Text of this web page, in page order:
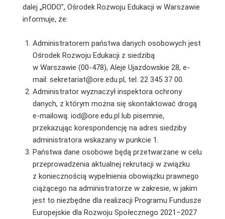
dalej „RODO”, Ośrodek Rozwoju Edukacji w Warszawie
informuje, że:
Administratorem państwa danych osobowych jest
Ośrodek Rozwoju Edukacji z siedzibą
w Warszawie (00-478), Aleje Ujazdowskie 28, e-
mail: sekretariat@ore.edu.pl, tel. 22 345 37 00.
Administrator wyznaczył inspektora ochrony
danych, z którym można się skontaktować drogą
e-mailową: iod@ore.edu.pl lub pisemnie,
przekazując korespondencję na adres siedziby
administratora wskazany w punkcie 1.
Państwa dane osobowe będą przetwarzane w celu
przeprowadzenia aktualnej rekrutacji w związku
z koniecznością wypełnienia obowiązku prawnego
ciążącego na administratorze w zakresie, w jakim
jest to niezbędne dla realizacji Programu Fundusze
Europejskie dla Rozwoju Społecznego 2021–2027